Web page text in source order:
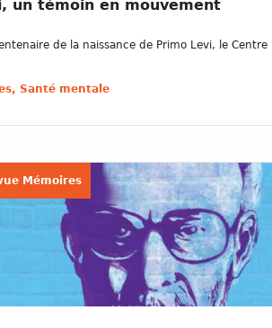
un témoin en mouvement
de la naissance de Primo Levi, le
Santé mentale
Mémoires